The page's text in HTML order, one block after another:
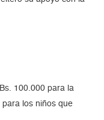
100.000 para la
los niños que